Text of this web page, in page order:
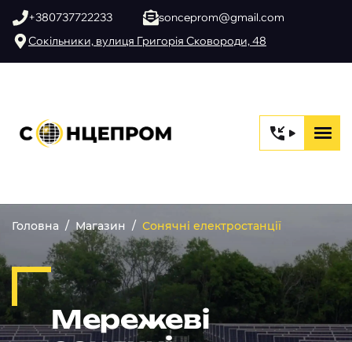
+380737722233
sonceprom@gmail.com
Сокільники, вулиця Григорія Сковороди, 48
Мережеві
Головна Магазин Сонячні електростанції